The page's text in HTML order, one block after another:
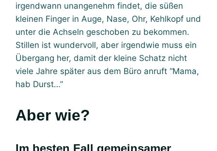
irgendwann unangenehm findet, die süßen
kleinen Finger in Auge, Nase, Ohr, Kehlkopf und
unter die Achseln geschoben zu bekommen.
Stillen ist wundervoll, aber irgendwie muss ein
Übergang her, damit der kleine Schatz nicht
viele Jahre später aus dem Büro anruft “Mama,
hab Durst…”
Aber wie?
Im besten Fall gemeinsamer